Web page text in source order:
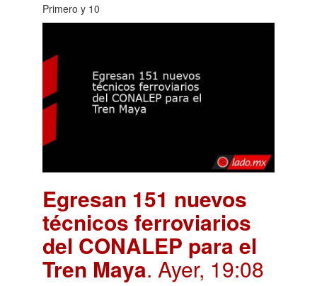
Primero y 10
Egresan 151 nuevos
técnicos ferroviarios
del CONALEP para el
Tren Maya. Ayer, 19:08